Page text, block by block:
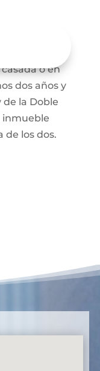
sobre la
o en
dos años y
la Doble
inmueble
de los dos.